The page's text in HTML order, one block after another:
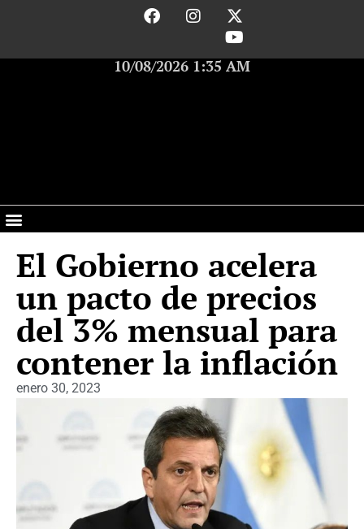
10/08/2026 1:35 AM
El Gobierno acelera
un pacto de precios
del 3% mensual para
contener la inflación
enero 30, 2023